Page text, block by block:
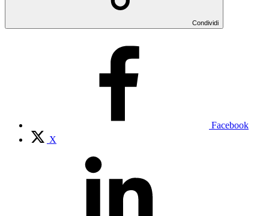
Condividi
Facebook
X